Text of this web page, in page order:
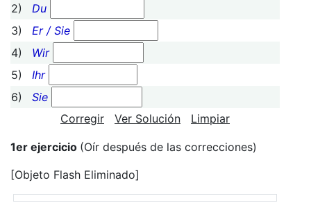
2)
Du
3)
Er / Sie
4)
Wir
5)
Ihr
6)
Sie
Corregir
Ver Solución Limpiar
1er ejercicio (Oír después de las correcciones)
[Objeto Flash Eliminado]